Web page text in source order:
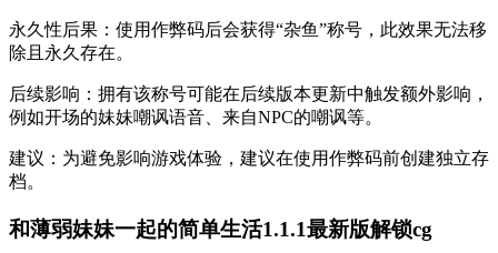
永久性后果：使用作弊码后会获得“杂鱼”称号，此效果无法移
除且永久存在。
后续影响：拥有该称号可能在后续版本更新中触发额外影响，
例如开场的妹妹嘲讽语音、来自NPC的嘲讽等。
建议：为避免影响游戏体验，建议在使用作弊码前创建独立存
档。
和薄弱妹妹一起的简单生活1.1.1最新版解锁cg